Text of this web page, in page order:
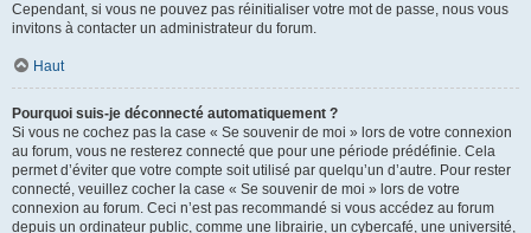
Cependant, si vous ne pouvez pas réinitialiser votre mot de passe, nous vous
invitons à contacter un administrateur du forum.
Haut
Pourquoi suis-je déconnecté automatiquement ?
Si vous ne cochez pas la case « Se souvenir de moi » lors de votre connexion
au forum, vous ne resterez connecté que pour une période prédéfinie. Cela
permet d’éviter que votre compte soit utilisé par quelqu’un d’autre. Pour rester
connecté, veuillez cocher la case « Se souvenir de moi » lors de votre
connexion au forum. Ceci n’est pas recommandé si vous accédez au forum
depuis un ordinateur public, comme une librairie, un cybercafé, une université,